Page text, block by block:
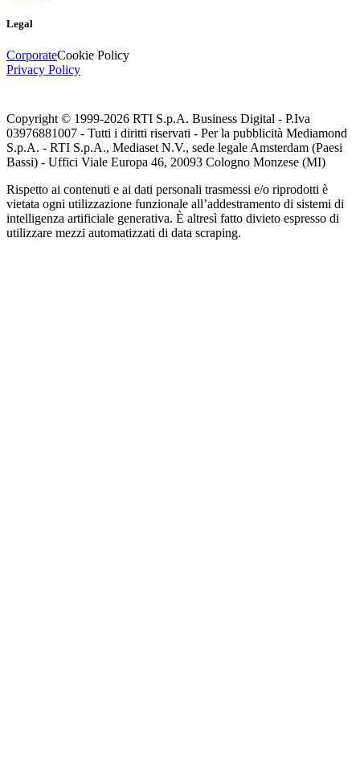
Legal
CorporateCookie Policy
Privacy Policy
Copyright © 1999-2026 RTI S.p.A. Business Digital - P.Iva
03976881007 - Tutti i diritti riservati - Per la pubblicità Mediamond
S.p.A. - RTI S.p.A., Mediaset N.V., sede legale Amsterdam (Paesi
Bassi) - Uffici Viale Europa 46, 20093 Cologno Monzese (MI)
Rispetto ai contenuti e ai dati personali trasmessi e/o riprodotti è
vietata ogni utilizzazione funzionale all’addestramento di sistemi di
intelligenza artificiale generativa. È altresì fatto divieto espresso di
utilizzare mezzi automatizzati di data scraping.